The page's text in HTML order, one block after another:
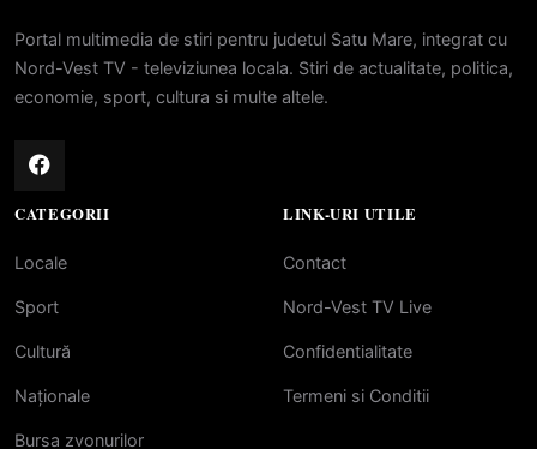
Portal multimedia de stiri pentru judetul Satu Mare, integrat cu
Nord-Vest TV - televiziunea locala. Stiri de actualitate, politica,
economie, sport, cultura si multe altele.
CATEGORII
Locale
Sport
Cultură
Naționale
Bursa zvonurilor
LINK-URI UTILE
Contact
Nord-Vest TV Live
Confidentialitate
Termeni si Conditii